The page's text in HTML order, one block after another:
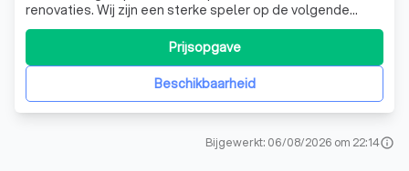
renovaties. Wij zijn een sterke speler op de volgende
terreinen: hellende daken, platte daken en zonnepanelen.
Onze aanpak en expertise gaan ver en wij hebben meer
dan 25 jaar ervaring in huis. Als uw duurzame partner
zorgen wij er voor dat uw dBeschikbaarheid
Prijsopgave
Bijgewerkt: 06/08/2026 om 22:14info